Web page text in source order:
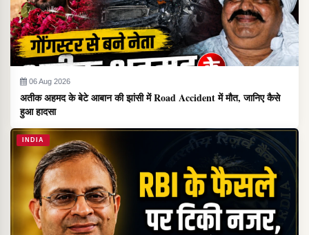
06 Aug 2026
अतीक अहमद के बेटे आबान की झांसी में Road Accident में मौत, जानिए कैसे
हुआ हादसा
INDIA